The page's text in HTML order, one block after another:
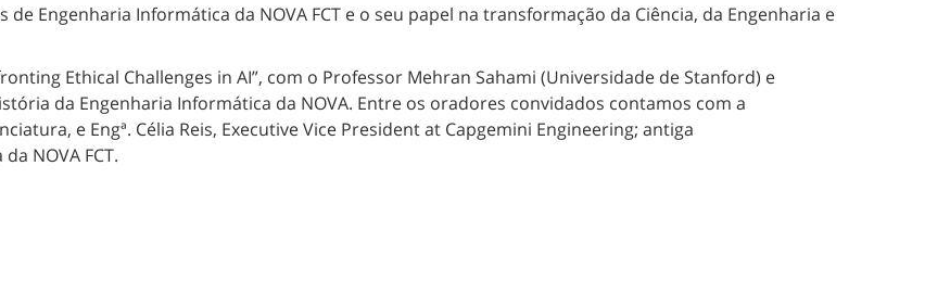
Engenharia Informática da NOVA FCT e o seu papel na transformação da Ciência, da Engenharia e
Ethical Challenges in AI”, com o Professor Mehran Sahami (Universidade de Stanford) e
da Engenharia Informática da NOVA. Entre os oradores convidados contamos com a
e Engª. Célia Reis, Executive Vice President at Capgemini Engineering; antiga
NOVA FCT.